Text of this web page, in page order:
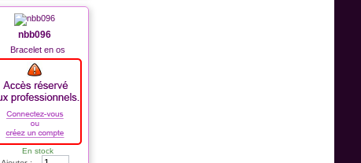
nbb096
Bracelet en os
En stock